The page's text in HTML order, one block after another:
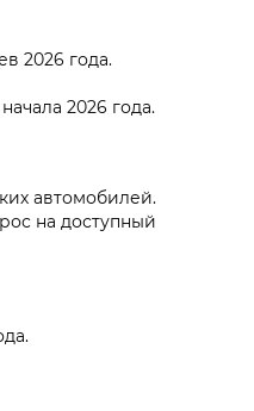
2026 года.
2026 года.
автомобилей.
на доступный